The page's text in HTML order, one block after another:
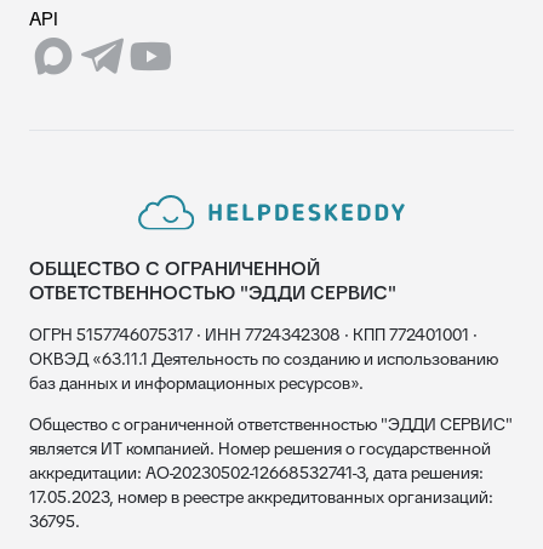
API
ОБЩЕСТВО С ОГРАНИЧЕННОЙ
ОТВЕТСТВЕННОСТЬЮ "ЭДДИ СЕРВИС"
ОГРН 5157746075317 · ИНН 7724342308 · КПП 772401001 ·
ОКВЭД «63.11.1 Деятельность по созданию и использованию
баз данных и информационных ресурсов».
Общество с ограниченной ответственностью "ЭДДИ СЕРВИС"
является ИТ компанией. Номер решения о государственной
аккредитации: АО-20230502-12668532741-3, дата решения:
17.05.2023, номер в реестре аккредитованных организаций:
36795.